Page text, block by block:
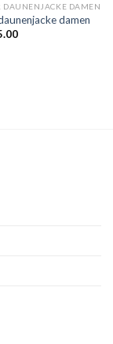
DAUNENJACKE DAMEN
damen